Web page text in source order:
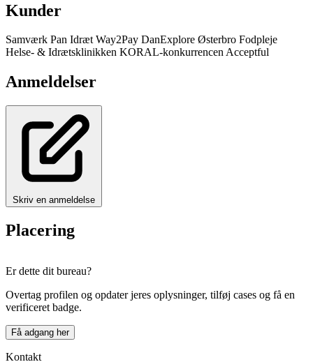
Kunder
Samværk Pan Idræt Way2Pay DanExplore Østerbro Fodpleje
Helse- & Idrætsklinikken KORAL-konkurrencenAcceptful
Anmeldelser
Skriv en anmeldelse
Placering
+
−
Er dette dit bureau?
Overtag profilen og opdater jeres oplysninger, tilføj cases og få en
verificeret badge.
Få adgang her
Kontakt